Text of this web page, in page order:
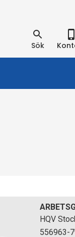
Sök
HQV
556963-